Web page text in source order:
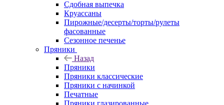
Сдобная выпечка
Круассаны
Пирожные/десерты/торты/рулеты
фасованные
Сезонное печенье
Пряники
Назад
Пряники
Пряники классические
Пряники с начинкой
Печатные
Пряники глазированные